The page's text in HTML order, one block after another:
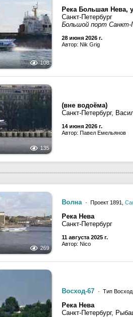
108
Река Большая Нева,
Санкт-Петербург
Большой порт Санкт-
28 июня 2026 г.
Автор: Nik Grig
135
(вне водоёма)
Санкт-Петербург,
14 июня 2026 г.
Автор: Павел Емельянов
269
Волна · Проект 1891,
Река Нева
Санкт-Петербург
11 августа 2025 г.
Автор: Nico
Восход-67 · Тип
Река Нева
Санкт-Петербург,